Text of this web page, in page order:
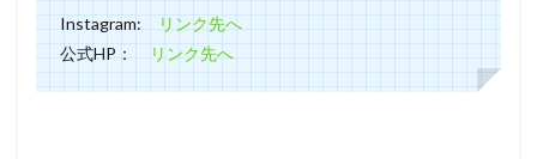
Instagram:
リンク先へ
公式HP：リンク先へ